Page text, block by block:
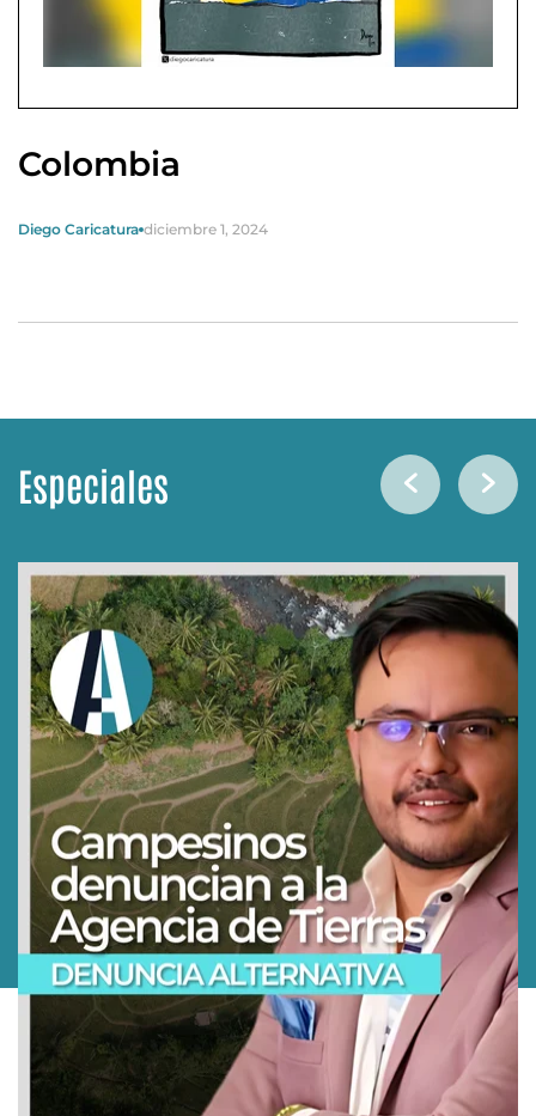
Colombia
Diego Caricatura diciembre 1, 2024
Especiales